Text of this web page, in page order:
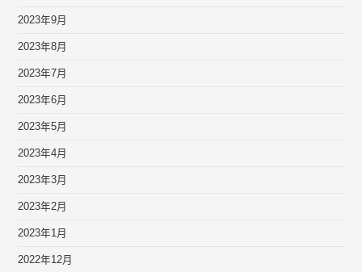
2023年9月
2023年8月
2023年7月
2023年6月
2023年5月
2023年4月
2023年3月
2023年2月
2023年1月
2022年12月